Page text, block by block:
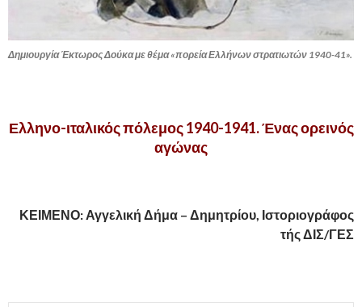
Δημιουργία Έκτωρος Δούκα με θέμα «πορεία Ελλήνων στρατιωτών 1940-41».
Ελληνο-ιταλικός πόλεμος 1940-1941. Ένας ορεινός
αγώνας
ΚΕΙΜΕΝΟ: Αγγελική Δήμα – Δημητρίου, Ιστοριογράφος
τής ΔΙΣ/ΓΕΣ